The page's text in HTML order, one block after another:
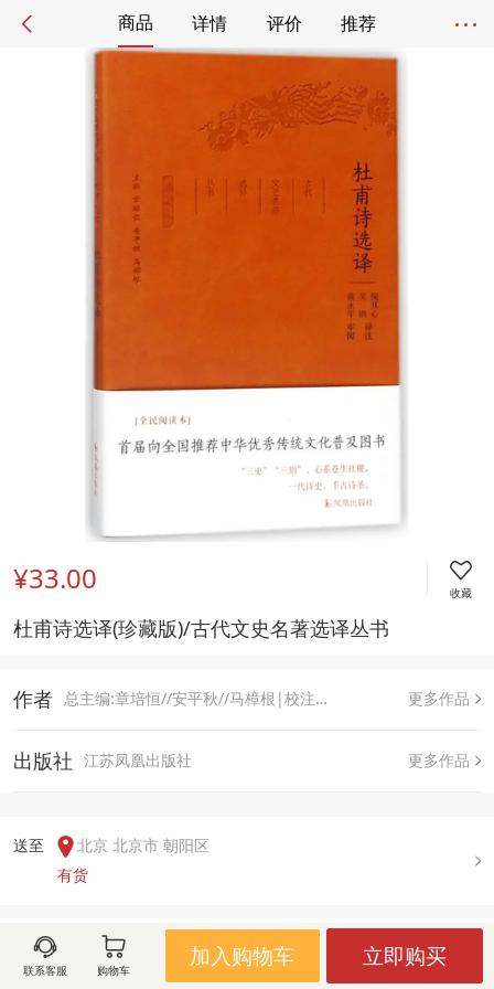
商品 详情 评价 推荐
¥33.00 收藏
杜甫诗选译(珍藏版)/古代文史名著选译丛书
作者 总主编:章培恒//安平秋//马樟根|校注:倪其心//吴鸥 更多作品
出版社 江苏凤凰出版社 更多作品
送至
北京 北京市 朝阳区
有货
用户评论(
联系客服 购物车
加入购物车 立即购买